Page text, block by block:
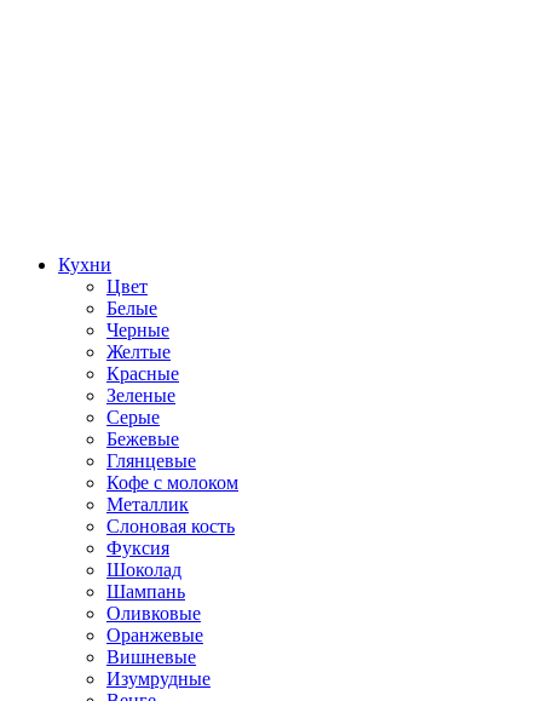
Кухни
Цвет
Белые
Черные
Желтые
Красные
Зеленые
Серые
Бежевые
Глянцевые
Кофе с молоком
Металлик
Слоновая кость
Фуксия
Шоколад
Шампань
Оливковые
Оранжевые
Вишневые
Изумрудные